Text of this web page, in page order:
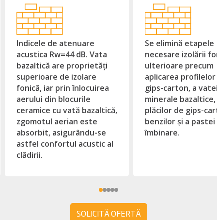
Indicele de atenuare
acustica Rw=44 dB. Vata
bazaltică are proprietăți
superioare de izolare
fonică, iar prin înlocuirea
aerului din blocurile
ceramice cu vată bazaltică,
zgomotul aerian este
absorbit, asigurându-se
astfel confortul acustic al
clădirii.
Se elimină etapele
necesare izolării
ulterioare precum
aplicarea
gips-carton, a
minerale bazaltice,
plăcilor de gips-
benzilor și a pastei
îmbinare.
SOLICITĂ OFERTĂ